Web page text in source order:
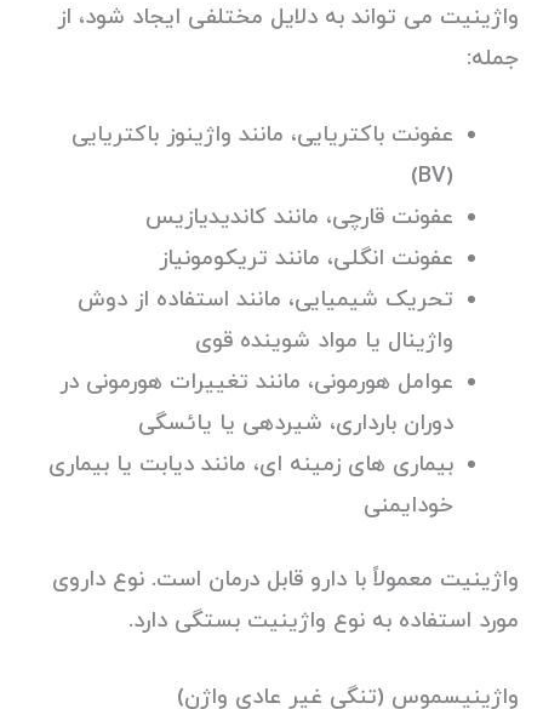
واژینیت می تواند به دلایل مختلفی ایجاد شود، از
جمله:
عفونت باکتریایی، مانند واژینوز باکتریایی
(BV)
عفونت قارچی، مانند کاندیدیازیس
عفونت انگلی، مانند تریکومونیاز
تحریک شیمیایی، مانند استفاده از دوش
واژینال یا مواد شوینده قوی
عوامل هورمونی، مانند تغییرات هورمونی در
دوران بارداری، شیردهی یا یائسگی
بیماری های زمینه ای، مانند دیابت یا بیماری
خودایمنی
واژینیت معمولاً با دارو قابل درمان است. نوع داروی
مورد استفاده به نوع واژینیت بستگی دارد.
واژینیسموس (تنگی غیر عادی واژن)